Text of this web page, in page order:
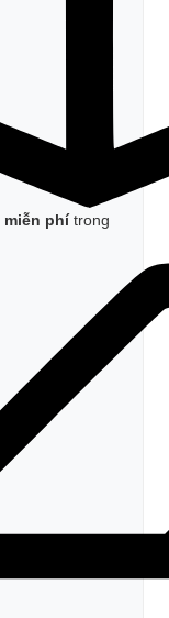
miễn phí trong